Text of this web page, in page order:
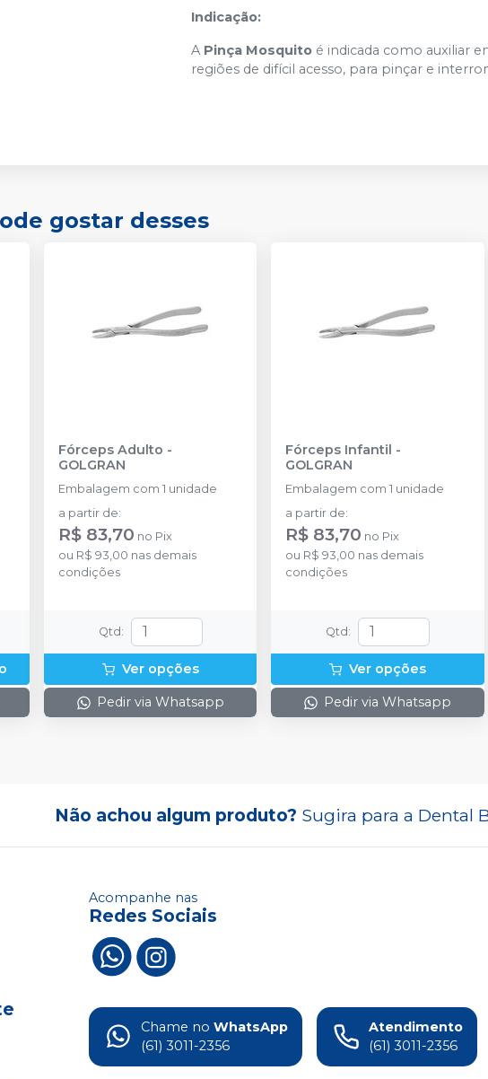
Indicação:
A Pinça Mosquito é indicada como auxiliar
regiões de difícil acesso, para pinçar e
gostar desses
Fórceps Adulto -
GOLGRAN
Embalagem com 1 unidade
a partir de:
R$ 83,70 no Pix
ou R$ 93,00 nas demais
condições
Qtd :
Ver opções
Pedir via Whatsapp
Fórceps Infantil -
GOLGRAN
Embalagem com 1 unidade
a partir de:
R$ 83,70 no Pix
ou R$ 93,00 nas demais
condições
Qtd :
Ver opções
Pedir via Whatsapp
Não achou algum produto? Sugira para a Dental
Acompanhe nas
Redes Sociais
Chame no WhatsApp
(61) 3011-2356
Atendimento
(61) 3011-2356